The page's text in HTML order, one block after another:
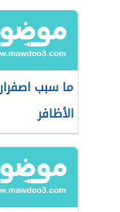
ما سبب اصفرار
الأظافر